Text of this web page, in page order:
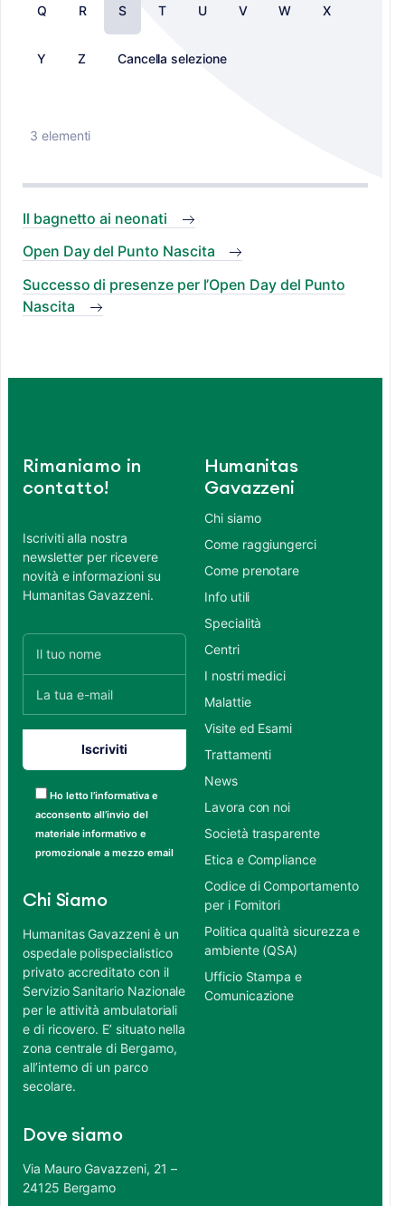
Q R S T U V W X
Y Z Cancella selezione
3 elementi
Il bagnetto ai neonati
Open Day del Punto Nascita
Successo di presenze per l’Open Day del Punto
Nascita
Rimaniamo in
contatto!
Iscriviti alla nostra
newsletter per ricevere
novità e informazioni su
Humanitas Gavazzeni.
Ho letto l’informativa e
acconsento all’invio del
materiale informativo e
promozionale a mezzo email
Chi Siamo
Humanitas Gavazzeni è un
ospedale polispecialistico
privato accreditato con il
Servizio Sanitario Nazionale
per le attività ambulatoriali
e di ricovero. E’ situato nella
zona centrale di Bergamo,
all’interno di un parco
secolare.
Dove siamo
Via Mauro Gavazzeni, 21 –
24125 Bergamo
Humanitas
Gavazzeni
Chi siamo
Come raggiungerci
Come prenotare
Info utili
Specialità
Centri
I nostri medici
Malattie
Visite ed Esami
Trattamenti
News
Lavora con noi
Società trasparente
Etica e Compliance
Codice di Comportamento
per i Fornitori
Politica qualità sicurezza e
ambiente (QSA)
Ufficio Stampa e
Comunicazione